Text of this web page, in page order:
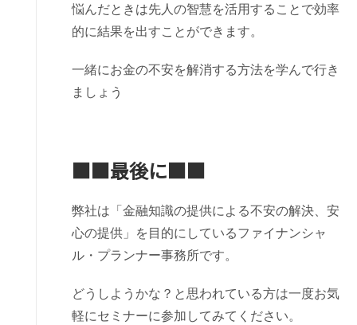
悩んだときは先人の智慧を活用することで効率
的に結果を出すことができます。
一緒にお金の不安を解消する方法を学んで行き
ましょう
■■最後に■■
弊社は「金融知識の提供による不安の解決、安
心の提供」を目的にしているファイナンシャ
ル・プランナー事務所です。
どうしようかな？と思われている方は一度お気
軽にセミナーに参加してみてください。